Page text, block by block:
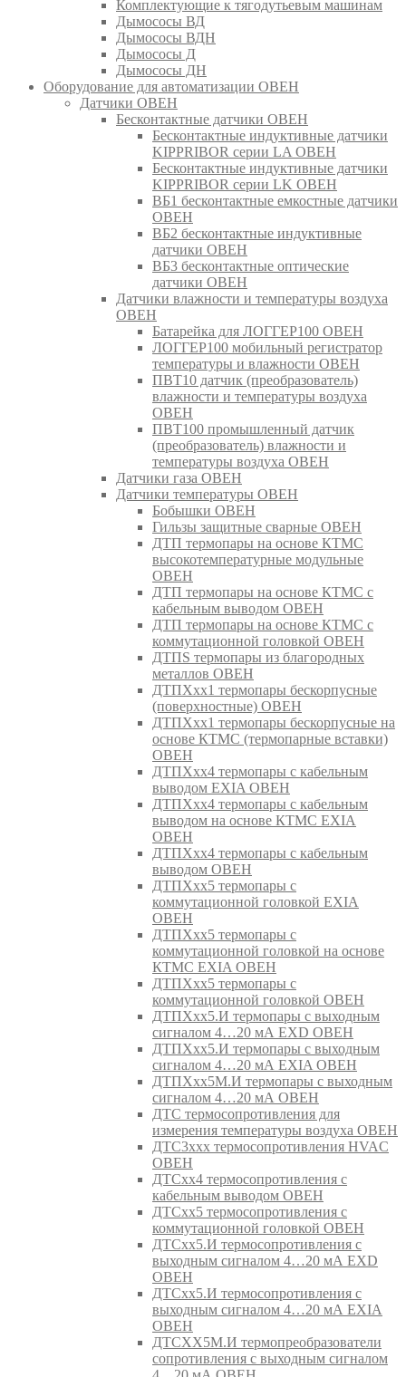
Комплектующие к тягодутьевым машинам
Дымососы ВД
Дымососы ВДН
Дымососы Д
Дымососы ДН
Оборудование для автоматизации ОВЕН
Датчики ОВЕН
Бесконтактные датчики ОВЕН
Бесконтактные индуктивные датчики
KIPPRIBOR серии LA ОВЕН
Бесконтактные индуктивные датчики
KIPPRIBOR серии LK ОВЕН
ВБ1 бесконтактные емкостные датчики
ОВЕН
ВБ2 бесконтактные индуктивные
датчики ОВЕН
ВБ3 бесконтактные оптические
датчики ОВЕН
Датчики влажности и температуры воздуха
ОВЕН
Батарейка для ЛОГГЕР100 ОВЕН
ЛОГГЕР100 мобильный регистратор
температуры и влажности ОВЕН
ПВТ10 датчик (преобразователь)
влажности и температуры воздуха
ОВЕН
ПВТ100 промышленный датчик
(преобразователь) влажности и
температуры воздуха ОВЕН
Датчики газа ОВЕН
Датчики температуры ОВЕН
Бобышки ОВЕН
Гильзы защитные сварные ОВЕН
ДТП термопары на основе КТМС
высокотемпературные модульные
ОВЕН
ДТП термопары на основе КТМС с
кабельным выводом ОВЕН
ДТП термопары на основе КТМС с
коммутационной головкой ОВЕН
ДТПS термопары из благородных
металлов ОВЕН
ДТПХхх1 термопары бескорпусные
(поверхностные) ОВЕН
ДТПХхх1 термопары бескорпусные на
основе КТМС (термопарные вставки)
ОВЕН
ДТПХхх4 термопары с кабельным
выводом EXIA ОВЕН
ДТПХхх4 термопары с кабельным
выводом на основе КТМС EXIA
ОВЕН
ДТПХхх4 термопары с кабельным
выводом ОВЕН
ДТПХхх5 термопары с
коммутационной головкой EXIA
ОВЕН
ДТПХхх5 термопары с
коммутационной головкой на основе
КТМС EXIA ОВЕН
ДТПХхх5 термопары с
коммутационной головкой ОВЕН
ДТПХхх5.И термопары с выходным
сигналом 4…20 мА EXD ОВЕН
ДТПХхх5.И термопары с выходным
сигналом 4…20 мА EXIA ОВЕН
ДТПХхх5М.И термопары с выходным
сигналом 4…20 мА ОВЕН
ДТС термосопротивления для
измерения температуры воздуха ОВЕН
ДТС3ххх термосопротивления HVAC
ОВЕН
ДТСхх4 термосопротивления с
кабельным выводом ОВЕН
ДТСхх5 термосопротивления с
коммутационной головкой ОВЕН
ДТСхх5.И термосопротивления с
выходным сигналом 4…20 мА EXD
ОВЕН
ДТСхх5.И термосопротивления с
выходным сигналом 4…20 мА EXIA
ОВЕН
ДТСХХ5М.И термопреобразователи
сопротивления с выходным сигналом